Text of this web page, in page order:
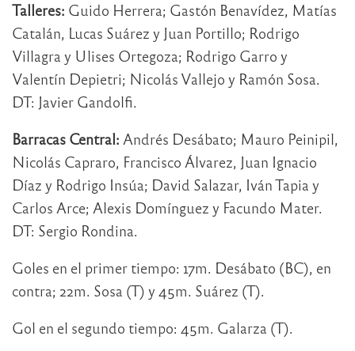
Talleres: Guido Herrera; Gastón Benavídez, Matías
Catalán, Lucas Suárez y Juan Portillo; Rodrigo
Villagra y Ulises Ortegoza; Rodrigo Garro y
Valentín Depietri; Nicolás Vallejo y Ramón Sosa.
DT: Javier Gandolfi.
Barracas Central: Andrés Desábato; Mauro Peinipil,
Nicolás Capraro, Francisco Álvarez, Juan Ignacio
Díaz y Rodrigo Insúa; David Salazar, Iván Tapia y
Carlos Arce; Alexis Domínguez y Facundo Mater.
DT: Sergio Rondina.
Goles en el primer tiempo: 17m. Desábato (BC), en
contra; 22m. Sosa (T) y 45m. Suárez (T).
Gol en el segundo tiempo: 45m. Galarza (T).